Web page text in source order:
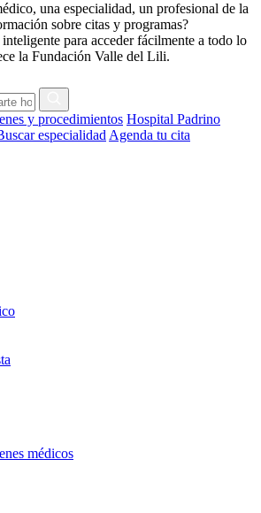
una especialidad, un profesional de la
sobre citas y programas?
para acceder fácilmente a todo lo
la Fundación Valle del Lili.
y procedimientos Hospital Padrino
especialidad Agenda tu cita
médicos